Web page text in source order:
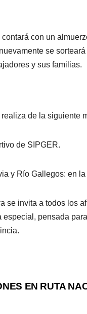
con un
se
y sus familias.
de la siguiente
de SIPGER.
y Río Gallegos: en
se invita a todos los
especial, pensada
EN RUTA